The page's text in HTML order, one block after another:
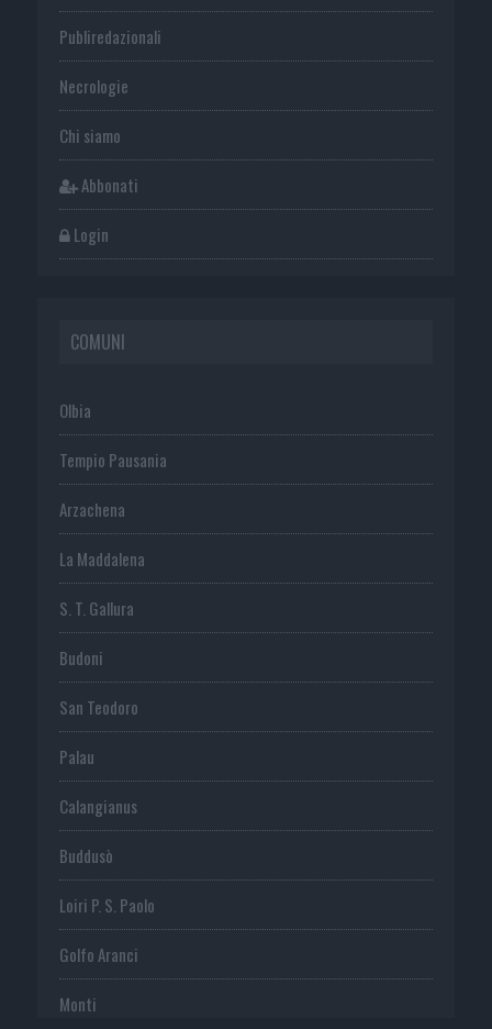
Publiredazionali
Necrologie
Chi siamo
Abbonati
Login
COMUNI
Olbia
Tempio Pausania
Arzachena
La Maddalena
S. T. Gallura
Budoni
San Teodoro
Palau
Calangianus
Buddusò
Loiri P. S. Paolo
Golfo Aranci
Monti